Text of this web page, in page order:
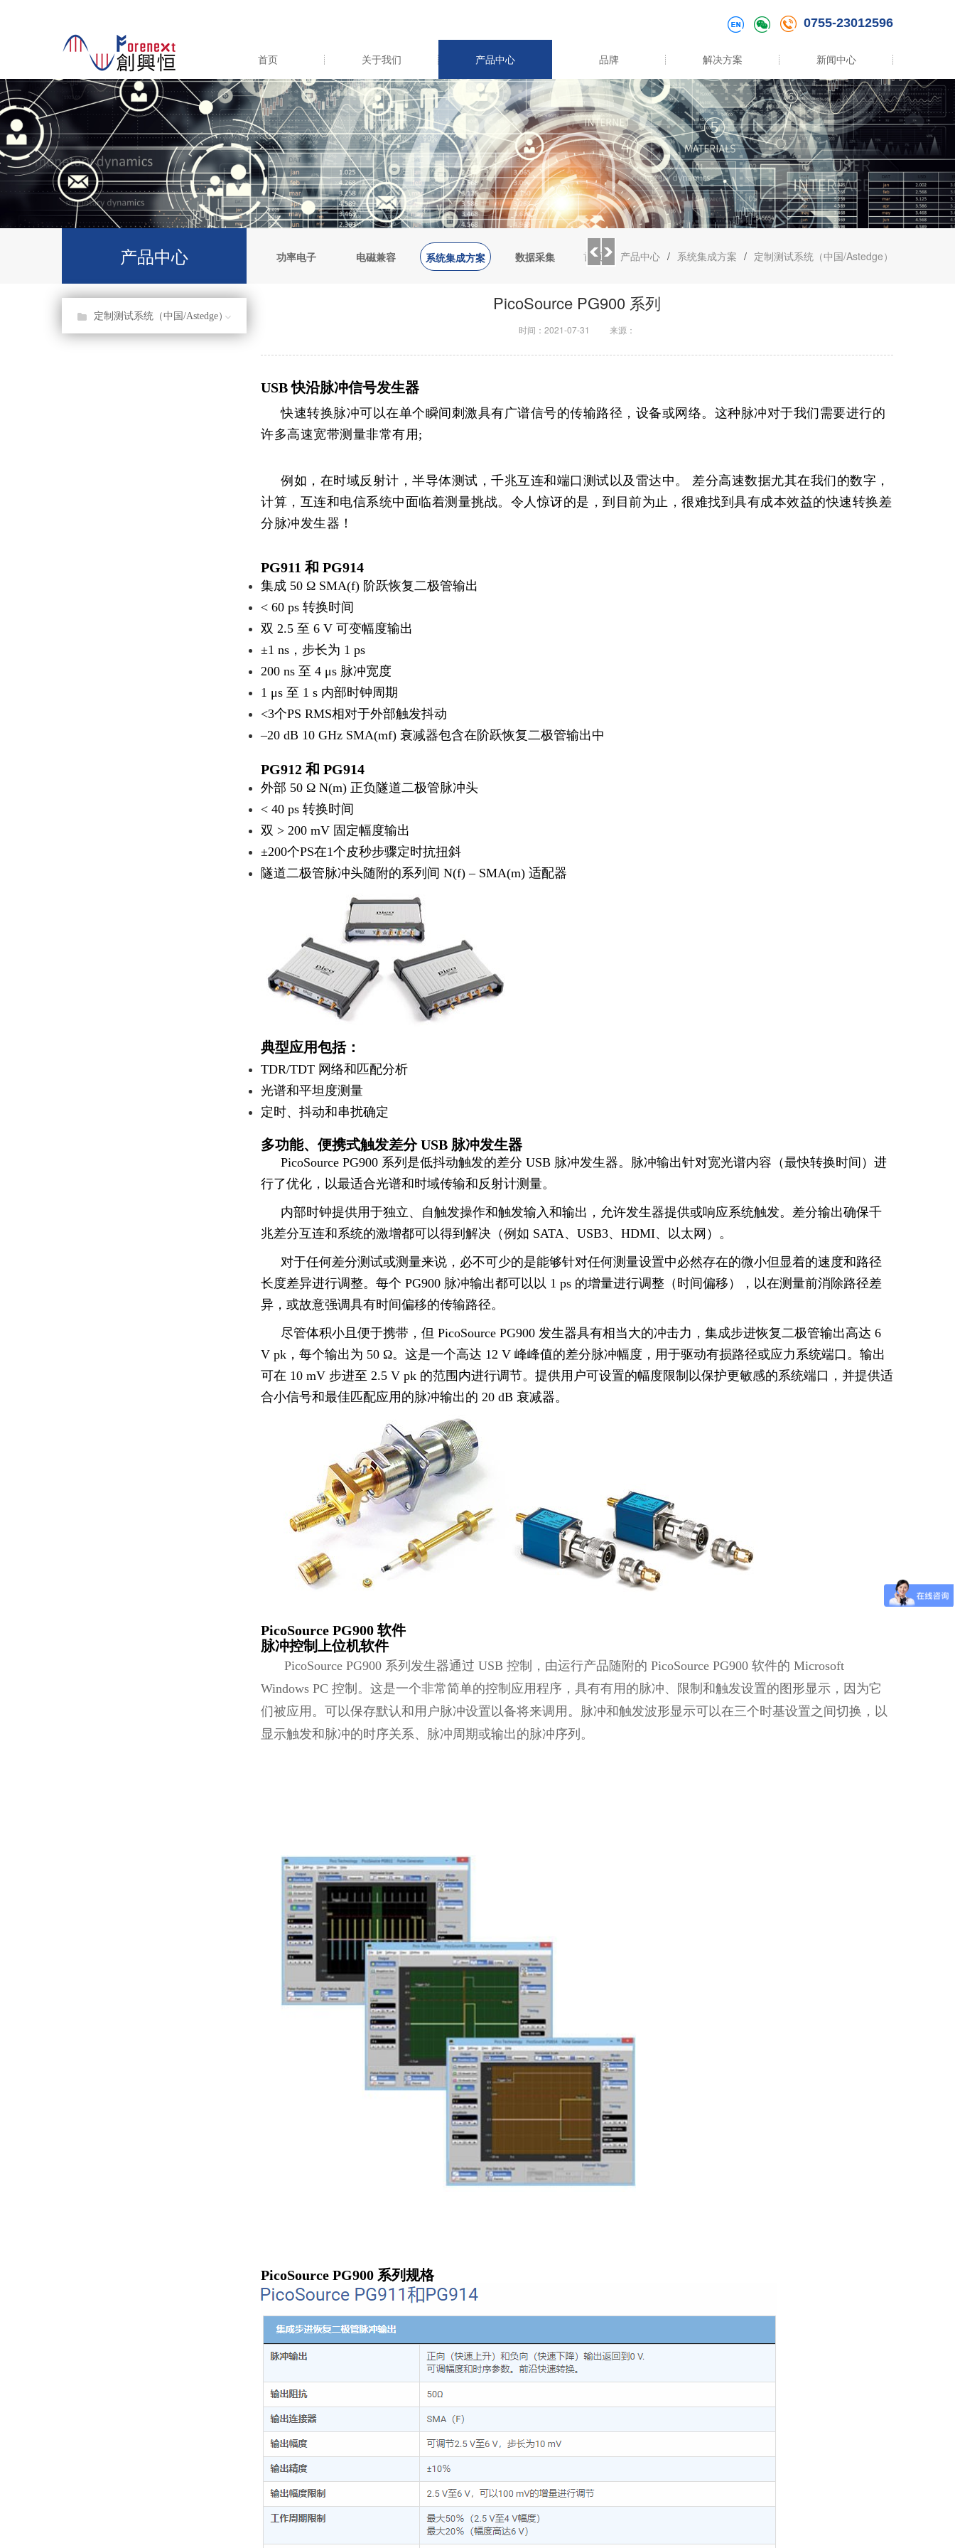
0755-23012596
首页 关于我们 产品中心 品牌 解决方案 新闻中心
产品中心 功率电子 电磁兼容 系统集成方案 数据采集 环境测试
首页 / 产品中心 / 系统集成方案 / 定制测试系统（中国/Astedge）
定制测试系统（中国/Astedge）
PicoSource PG900 系列
时间：2021-07-31 来源：
USB 快沿脉冲信号发生器
快速转换脉冲可以在单个瞬间刺激具有广谱信号的传输路径，设备或网络。这种脉冲对于我们需要进行的
许多高速宽带测量非常有用;
例如，在时域反射计，半导体测试，千兆互连和端口测试以及雷达中。 差分高速数据尤其在我们的数字，
计算，互连和电信系统中面临着测量挑战。令人惊讶的是，到目前为止，很难找到具有成本效益的快速转换差
分脉冲发生器！
PG911 和 PG914
集成 50 Ω SMA(f) 阶跃恢复二极管输出
< 60 ps 转换时间
双 2.5 至 6 V 可变幅度输出
±1 ns，步长为 1 ps
200 ns 至 4 μs 脉冲宽度
1 μs 至 1 s 内部时钟周期
<3个PS RMS相对于外部触发抖动
–20 dB 10 GHz SMA(mf) 衰减器包含在阶跃恢复二极管输出中
PG912 和 PG914
外部 50 Ω N(m) 正负隧道二极管脉冲头
< 40 ps 转换时间
双 > 200 mV 固定幅度输出
±200个PS在1个皮秒步骤定时抗扭斜
隧道二极管脉冲头随附的系列间 N(f) – SMA(m) 适配器
典型应用包括：
TDR/TDT 网络和匹配分析
光谱和平坦度测量
定时、抖动和串扰确定
多功能、便携式触发差分 USB 脉冲发生器
PicoSource PG900 系列是低抖动触发的差分 USB 脉冲发生器。脉冲输出针对宽光谱内容（最快转换时间）进
行了优化，以最适合光谱和时域传输和反射计测量。
内部时钟提供用于独立、自触发操作和触发输入和输出，允许发生器提供或响应系统触发。差分输出确保千
兆差分互连和系统的激增都可以得到解决（例如 SATA、USB3、HDMI、以太网）。
对于任何差分测试或测量来说，必不可少的是能够针对任何测量设置中必然存在的微小但显着的速度和路径
长度差异进行调整。每个 PG900 脉冲输出都可以以 1 ps 的增量进行调整（时间偏移），以在测量前消除路径差
异，或故意强调具有时间偏移的传输路径。
尽管体积小且便于携带，但 PicoSource PG900 发生器具有相当大的冲击力，集成步进恢复二极管输出高达 6
V pk，每个输出为 50 Ω。这是一个高达 12 V 峰峰值的差分脉冲幅度，用于驱动有损路径或应力系统端口。输出
可在 10 mV 步进至 2.5 V pk 的范围内进行调节。提供用户可设置的幅度限制以保护更敏感的系统端口，并提供适
合小信号和最佳匹配应用的脉冲输出的 20 dB 衰减器。
PicoSource PG900 软件
脉冲控制上位机软件
PicoSource PG900 系列发生器通过 USB 控制，由运行产品随附的 PicoSource PG900 软件的 Microsoft
Windows PC 控制。这是一个非常简单的控制应用程序，具有有用的脉冲、限制和触发设置的图形显示，因为它
们被应用。可以保存默认和用户脉冲设置以备将来调用。脉冲和触发波形显示可以在三个时基设置之间切换，以
显示触发和脉冲的时序关系、脉冲周期或输出的脉冲序列。
PicoSource PG900 系列规格